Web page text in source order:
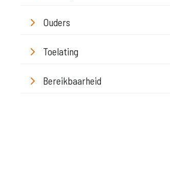
Ouders
Toelating
Bereikbaarheid